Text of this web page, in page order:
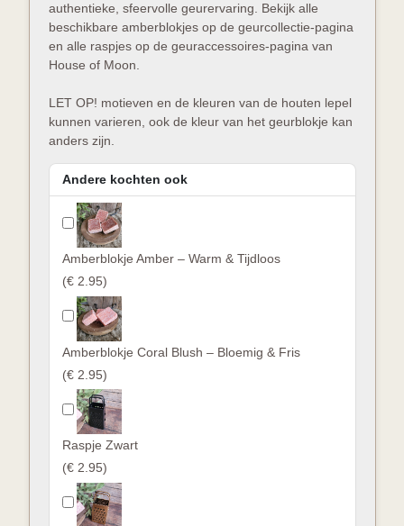
authentieke, sfeervolle geurervaring. Bekijk alle
beschikbare amberblokjes op de geurcollectie-pagina
en alle raspjes op de geuraccessoires-pagina van
House of Moon.
LET OP! motieven en de kleuren van de houten lepel
kunnen varieren, ook de kleur van het geurblokje kan
anders zijn.
Andere kochten ook
Amberblokje Amber – Warm & Tijdloos
(€ 2.95)
Amberblokje Coral Blush – Bloemig & Fris
(€ 2.95)
Raspje Zwart
(€ 2.95)